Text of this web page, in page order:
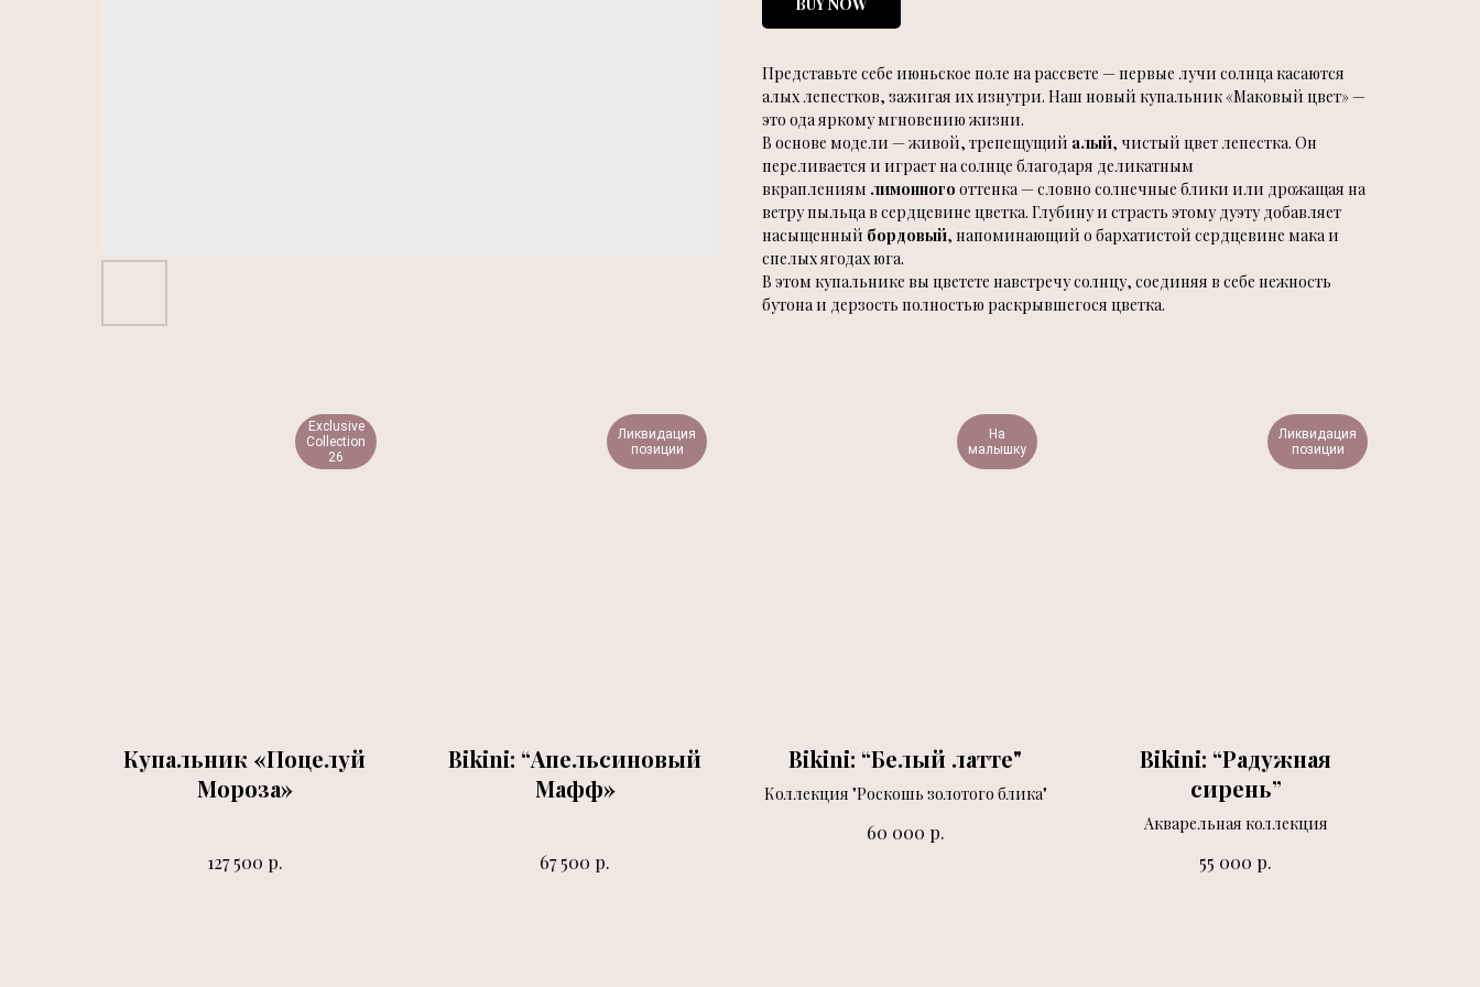
BUY NOW
Представьте себе июньское поле на рассвете — первые лучи солнца касаются
алых лепестков, зажигая их изнутри. Наш новый купальник «Маковый цвет» —
это ода яркому мгновению жизни.
В основе модели — живой, трепещущий алый, чистый цвет лепестка. Он
переливается и играет на солнце благодаря деликатным
вкраплениям лимонного оттенка — словно солнечные блики или дрожащая на
ветру пыльца в сердцевине цветка. Глубину и страсть этому дуэту добавляет
насыщенный бордовый, напоминающий о бархатистой сердцевине мака и
спелых ягодах юга.
В этом купальнике вы цветете навстречу солнцу, соединяя в себе нежность
бутона и дерзость полностью раскрывшегося цветка.
Exclusive
Collection
26
Купальник «Поцелуй
Мороза»
127 500 р.
Ликвидация
позиции
Bikini: “Апельсиновый
Мафф»
67 500 р.
На
малышку
Bikini: “Белый латте"
Коллекция "Роскошь золотого блика"
60 000 р.
Ликвидация
позиции
Bikini: “Радужная
сирень”
Акварельная коллекция
55 000 р.